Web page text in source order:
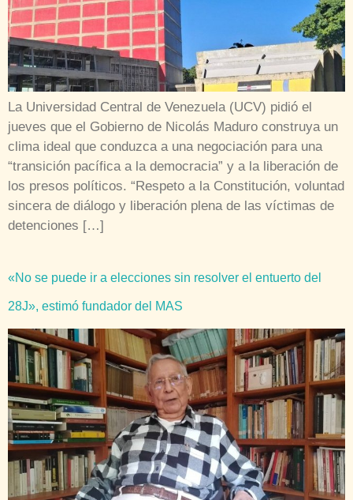
La Universidad Central de Venezuela (UCV) pidió el
jueves que el Gobierno de Nicolás Maduro construya un
clima ideal que conduzca a una negociación para una
“transición pacífica a la democracia” y a la liberación de
los presos políticos. “Respeto a la Constitución, voluntad
sincera de diálogo y liberación plena de las víctimas de
detenciones […]
«No se puede ir a elecciones sin resolver el entuerto del
28J», estimó fundador del MAS